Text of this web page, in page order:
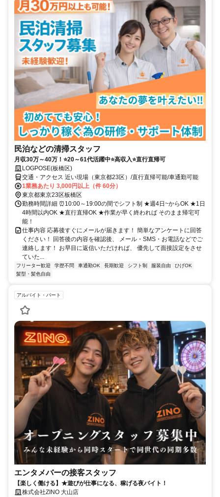
民泊などの清掃スタッフ
月収30万～40万！⭐20～61代活躍中⭐高収入⭐直行直帰可
LOGPOSE(板橋区)
交通・アクセス 近い現場（東京都23区）/直行直帰可能/車通勤可能
1業務あたり 3,000円以上（件 60分）
東京都東京23区板橋区
勤務時間詳細 ⏰10:00～19:00の間でシフト制 ★週4日~からOK ★1日
4時間以内OK ★直行直帰OK ★作業が早く終われば そのまま帰宅可
能！
仕事内容 応募後すぐにメールが届きます！ 簡単なアンケートに回答
ください！ 回答後の内容を確認後、 メール・SMS・お電話などでご
連絡します！ お早目に返信いただければ、 優先して面接設定をさせ
ていた...
フリーター歓迎 学歴不問 車通勤OK 長期歓迎 シフト制 服装自由
ひげOK
髪型・髪色自由
アルバイト・パート
エンタメバーの接客スタッフ
【楽しく働ける】★遊びが仕事になる、稼げる夜バイト！
株式会社ZINO 大山店